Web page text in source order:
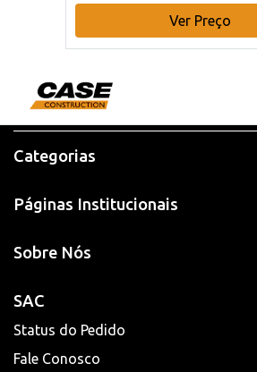
Ver Preço
Categorias
Páginas Institucionais
Sobre Nós
SAC
Status do Pedido
Fale Conosco